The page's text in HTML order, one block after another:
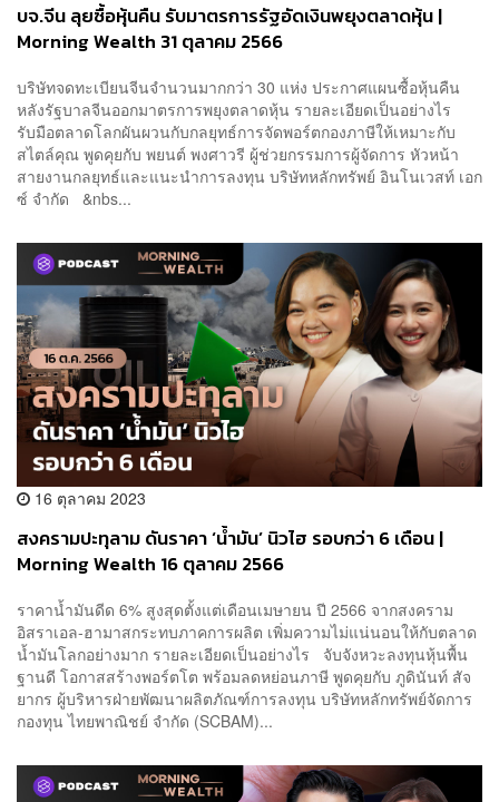
บจ.จีน ลุยซื้อหุ้นคืน รับมาตรการรัฐอัดเงินพยุงตลาดหุ้น |
Morning Wealth 31 ตุลาคม 2566
บริษัทจดทะเบียนจีนจำนวนมากกว่า 30 แห่ง ประกาศแผนซื้อหุ้นคืน
หลังรัฐบาลจีนออกมาตรการพยุงตลาดหุ้น รายละเอียดเป็นอย่างไร
รับมือตลาดโลกผันผวนกับกลยุทธ์การจัดพอร์ตกองภาษีให้เหมาะกับ
สไตล์คุณ พูดคุยกับ พยนต์ พงศาวรี ผู้ช่วยกรรมการผู้จัดการ หัวหน้า
สายงานกลยุทธ์และแนะนำการลงทุน บริษัทหลักทรัพย์ อินโนเวสท์ เอก
ซ์ จำกัด &nbs...
16 ตุลาคม 2023
สงครามปะทุลาม ดันราคา ‘น้ำมัน’ นิวไฮ รอบกว่า 6 เดือน |
Morning Wealth 16 ตุลาคม 2566
ราคาน้ำมันดีด 6% สูงสุดตั้งแต่เดือนเมษายน ปี 2566 จากสงคราม
อิสราเอล-ฮามาสกระทบภาคการผลิต เพิ่มความไม่แน่นอนให้กับตลาด
น้ำมันโลกอย่างมาก รายละเอียดเป็นอย่างไร จับจังหวะลงทุนหุ้นพื้น
ฐานดี โอกาสสร้างพอร์ตโต พร้อมลดหย่อนภาษี พูดคุยกับ ภูดินันท์ สัจ
ยากร ผู้บริหารฝ่ายพัฒนาผลิตภัณฑ์การลงทุน บริษัทหลักทรัพย์จัดการ
กองทุน ไทยพาณิชย์ จำกัด (SCBAM)...